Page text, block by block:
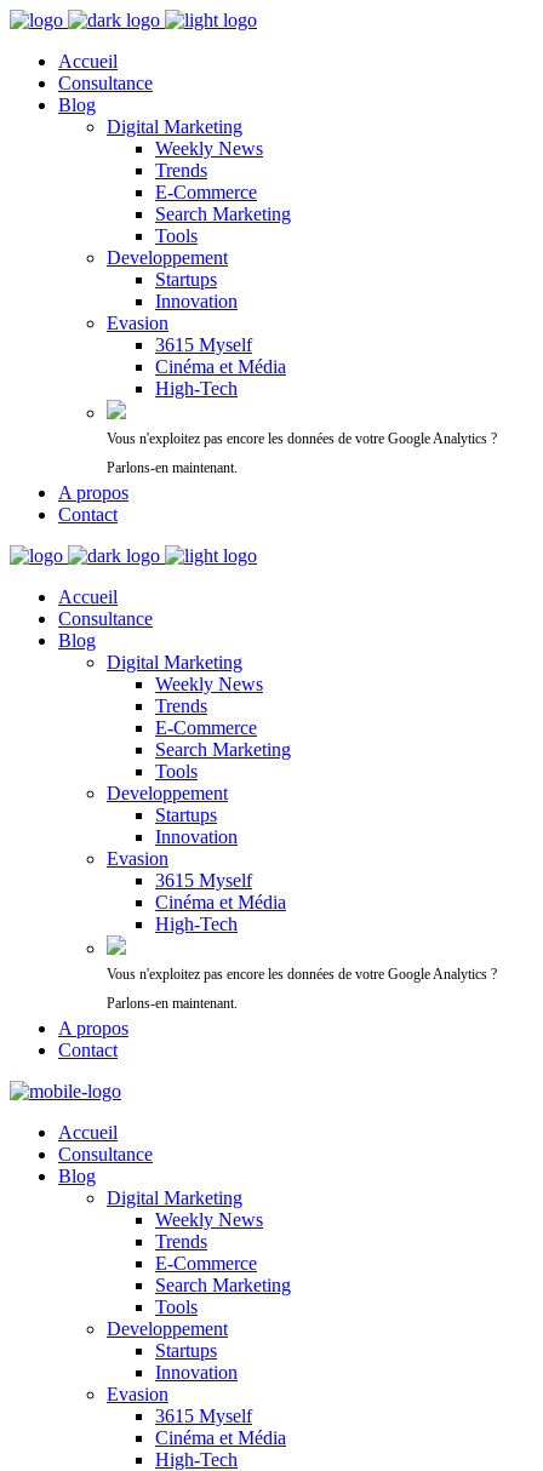
Accueil
Consultance
Blog
Digital Marketing
Weekly News
Trends
E-Commerce
Search Marketing
Tools
Developpement
Startups
Innovation
Evasion
3615 Myself
Cinéma et Média
High-Tech
Vous n'exploitez pas encore les données de votre Google Analytics ?
Parlons-en maintenant.
A propos
Contact
Accueil
Consultance
Blog
Digital Marketing
Weekly News
Trends
E-Commerce
Search Marketing
Tools
Developpement
Startups
Innovation
Evasion
3615 Myself
Cinéma et Média
High-Tech
Vous n'exploitez pas encore les données de votre Google Analytics ?
Parlons-en maintenant.
A propos
Contact
Accueil
Consultance
Blog
Digital Marketing
Weekly News
Trends
E-Commerce
Search Marketing
Tools
Developpement
Startups
Innovation
Evasion
3615 Myself
Cinéma et Média
High-Tech